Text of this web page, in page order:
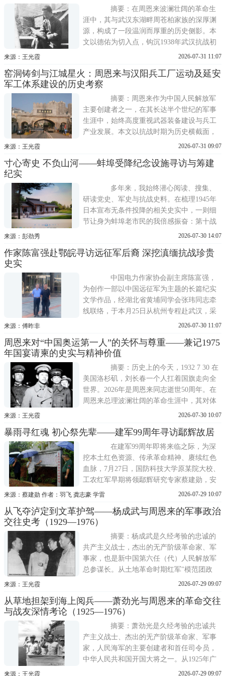
年期，一个技术军人如何与新生红
摘要：在周恩来波澜壮阔的革命生
涯中，其与武汉东湖畔周苍柏家族的深厚渊
源，构成了一段温润而厚重的历史侧影。本
文以德佑为切入点，钩沉1938年武汉抗战初
期周恩来出席周德佑追悼会并亲赠模范青年
期间周恩来对周德佑坟茔立碑的殷切询问，
以及其对周苍柏捐献海光农圃（东湖风景区
前身）的批准接收，从统战智慧、
来源：王光霞 2026-07-31 11:07
窑洞铸剑与江城星火：周恩来与汉阳兵工厂运动及延安
军工体系建设的历史考察
摘要：周恩来作为中国人民解放军
主要创建者之一，在其长达半个世纪的军事
生涯中，始终高度重视武器装备建设与兵工
产业发展。本文以抗战时期为历史横截面，
双向考察周恩来与汉阳兵工厂工人运动的统
厂研制无名式马步枪与八一式马步枪的军工
汉阳兵工抗敌工作团干部展现了高
来源：王光霞 2026-07-31 09:07
寸心寄史 不负山河——蚌埠受降纪念设施寻访与筹建
纪实
多年来，我始终潜心阅读、搜集、
研读党史、军史与抗战史料。在梳理1945年
日本宣布无条件投降的相关史实中，一则细
节让身为蚌埠老市民的我倍感振奋：第十战
区苏皖江北地区日军受降地点，最初拟定于
来源：彭劲秀 2026-07-30 14:07
作家陈富强赴鄂皖寻访远征军后裔 深挖滇缅抗战珍贵
史实
中国电力作家协会副主席陈富强，
为创作一部以中国远征军为主题的长篇纪实
文学作品，经湖北省黄埔同学会张玮同志牵
线联络，于本月25日从杭州专程赴武汉，采
访了远征军原第七十一军第八十八师参谋长
情接待了陈富强一行，详细讲述了父亲傅碧
人将军在滇缅抗战前线的作战经历，同时无
偿提供了一批滇缅战场珍贵历史史
来源：傅昨非 2026-07-30 11:07
周恩来对“中国奥运第一人”的关怀与尊重——兼记1975
年国宴请柬的史实与精神价值
摘要：历史上的今天，1932 7 30 在
美国洛杉矶，刘长春一个人扛着国旗走向全
世界。2026年是周恩来同志逝世50周年。在
周恩来总理波澜壮阔的革命生涯中，其对体
育事业的关怀、对爱国体育工作者的尊重，
奥运第一人刘长春为切入点，钩沉1932年洛
杉矶奥运会，考证1975年第三届全运会期间
周恩来抱病邀请刘长春，这一
来源：王光霞 2026-07-30 10:07
暴雨寻红魂 初心祭先辈——建军99周年寻访鄢辉故居
在建军99周年即将来临之际，为深
挖本土红色资源、传承革命精神、赓续红色
血脉，7月27日，国防科技大学原某院大校、
工农红军早期将领鄢辉研究专家蔡建勋，安
化县益民社会工作服务中心党支部书记高朝
村，寻访老红军鄢辉革命足迹、慰问革命后
人。这是蔡建勋第18次专程踏访鄢辉出生
地、战斗地与安葬地，以持久坚守深
来源：蔡建勋 作者：羽飞 龚志豪 学雷 2026-07-29 10:07
从飞夺泸定到文革护驾——杨成武与周恩来的军事政治
交往史考（1929—1976）
摘要：杨成武是久经考验的忠诚的
共产主义战士，杰出的无产阶级革命家、军
事家，也是新中国第六任（代）人民解放军
总参谋长。从土地革命时期红军"模范团政
委"到抗战"黄土岭功臣"，从开国大典阅兵副
组组长，杨成武的军事生涯始终与周恩来的
政治领导紧密交织。据《周恩来年谱》记
载，两人相关条目达64条之多，涵盖...
来源：王光霞 2026-07-29 09:07
从草地担架到海上阅兵——萧劲光与周恩来的革命交往
与战友深情考论（1925—1976）
摘要：萧劲光是久经考验的忠诚共
产主义战士、杰出的无产阶级革命家、军事
家，人民海军的主要创建者和首任司令员，
中华人民共和国开国大将之一。从1925年广
州初识周恩来并受派赴国民革命军第二军工
来源：王光霞 2026-07-29 09:07